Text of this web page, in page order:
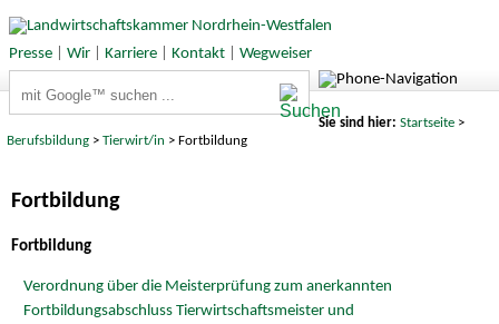
Presse| Wir| Karriere| Kontakt| Wegweiser
Sie sind hier: Startseite>
Berufsbildung >Tierwirt/in > Fortbildung
Fortbildung
Fortbildung
Verordnung über die Meisterprüfung zum anerkannten
Fortbildungsabschluss Tierwirtschaftsmeister und